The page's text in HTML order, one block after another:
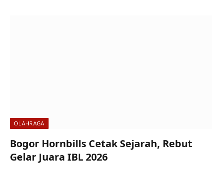
OLAHRAGA
Bogor Hornbills Cetak Sejarah, Rebut
Gelar Juara IBL 2026